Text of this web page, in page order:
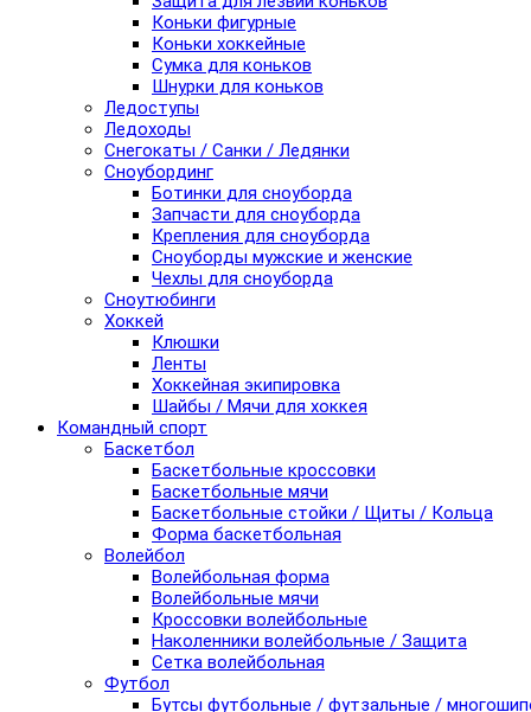
Коньки фигурные
Коньки хоккейные
Сумка для коньков
Шнурки для коньков
Ледоступы
Ледоходы
Снегокаты / Санки / Ледянки
Сноубординг
Ботинки для сноуборда
Запчасти для сноуборда
Крепления для сноуборда
Сноуборды мужские и женские
Чехлы для сноуборда
Сноутюбинги
Хоккей
Клюшки
Ленты
Хоккейная экипировка
Шайбы / Мячи для хоккея
Командный спорт
Баскетбол
Баскетбольные кроссовки
Баскетбольные мячи
Баскетбольные стойки / Щиты / Кольца
Форма баскетбольная
Волейбол
Волейбольная форма
Волейбольные мячи
Кроссовки волейбольные
Наколенники волейбольные / Защита
Сетка волейбольная
Футбол
Бутсы футбольные / футзальные /